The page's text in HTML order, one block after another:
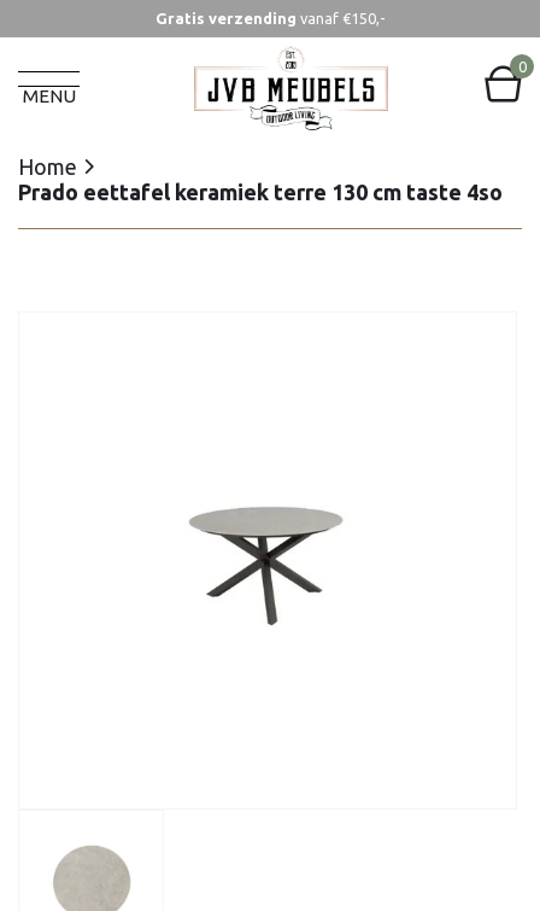
Gratis verzending vanaf €150,-
MENU
0
Home
Prado eettafel keramiek terre 130 cm taste 4so
Home
Prado eettafel keramiek terre 130 cm taste 4so